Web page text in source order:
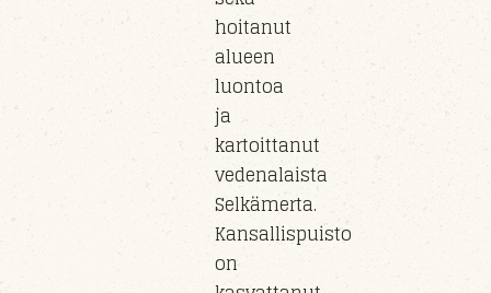
hoitanut
alueen
luontoa
ja
kartoittanut
vedenalaista
Selkämerta.
Kansallispuisto
on